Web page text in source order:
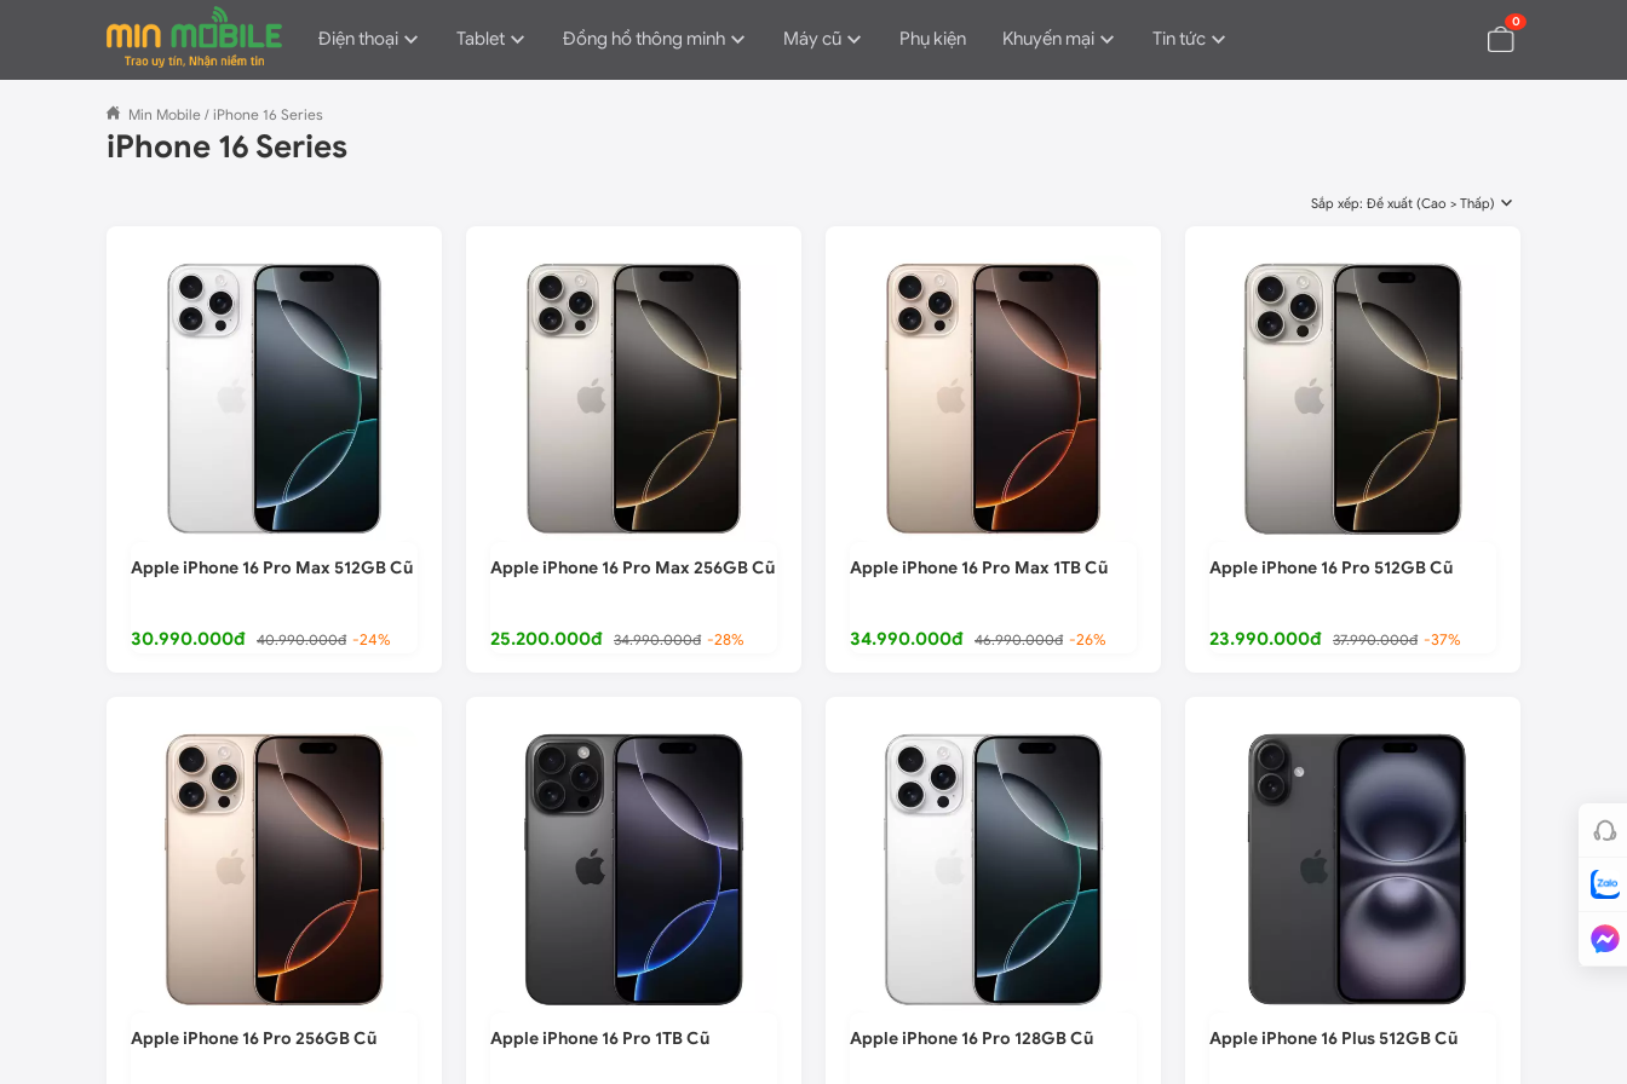
0
Điện thoại Tablet Đồng hồ thông minh Máy cũ Phụ kiện Khuyến mại Tin tức
Min Mobile / iPhone 16 Series
iPhone 16 Series
Sắp xếp: Đề xuất (Cao > Thấp)
Apple iPhone 16 Pro Max 512GB Cũ
30.990.000đ 40.990.000đ -24%
Apple iPhone 16 Pro Max 256GB Cũ
25.200.000đ 34.990.000đ -28%
Apple iPhone 16 Pro Max 1TB Cũ
34.990.000đ 46.990.000đ -26%
Apple iPhone 16 Pro 512GB Cũ
23.990.000đ 37.990.000đ -37%
Apple iPhone 16 Pro 256GB Cũ Apple iPhone 16 Pro 1TB Cũ Apple iPhone 16 Pro 128GB Cũ Apple iPhone 16 Plus 512GB Cũ